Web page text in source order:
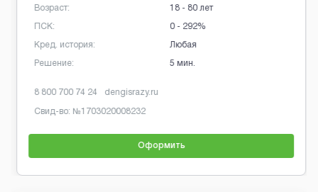
Возраст:
ПСК:
Кред. история:
Решение:
18 - 80 лет
0 - 292%
Любая
5 мин.
8 800 700 74 24 dengisrazy.ru
Свид-во: №1703020008232
Оформить